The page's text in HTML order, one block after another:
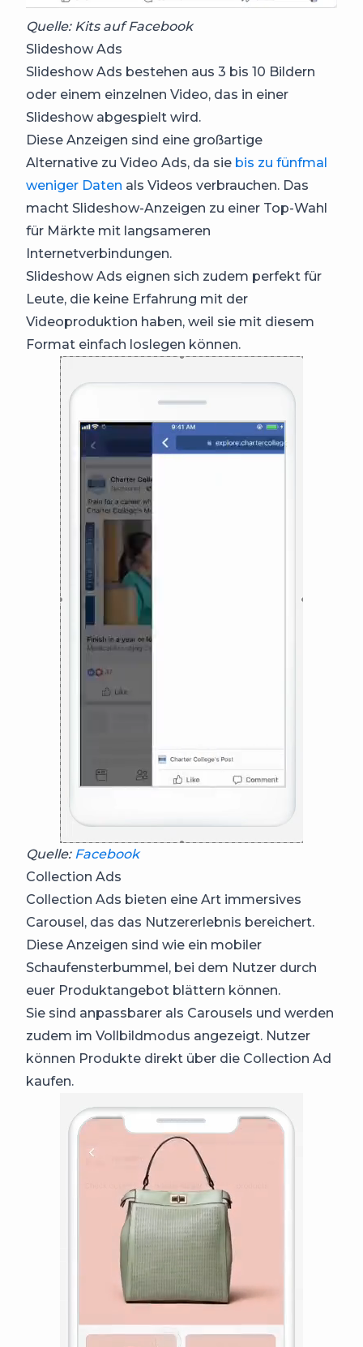
Quelle: Kits auf Facebook
Slideshow Ads
Slideshow Ads bestehen aus 3 bis 10 Bildern
oder einem einzelnen Video, das in einer
Slideshow abgespielt wird.
Diese Anzeigen sind eine großartige
Alternative zu Video Ads, da sie bis zu fünfmal
weniger Daten als Videos verbrauchen. Das
macht Slideshow-Anzeigen zu einer Top-Wahl
für Märkte mit langsameren
Internetverbindungen.
Slideshow Ads eignen sich zudem perfekt für
Leute, die keine Erfahrung mit der
Videoproduktion haben, weil sie mit diesem
Format einfach loslegen können.
Quelle: Facebook
Collection Ads
Collection Ads bieten eine Art immersives
Carousel, das das Nutzererlebnis bereichert.
Diese Anzeigen sind wie ein mobiler
Schaufensterbummel, bei dem Nutzer durch
euer Produktangebot blättern können.
Sie sind anpassbarer als Carousels und werden
zudem im Vollbildmodus angezeigt. Nutzer
können Produkte direkt über die Collection Ad
kaufen.